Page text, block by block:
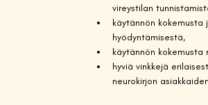
vireystilan
käytännön
hyödyntämisestä,
käytännön
hyviä vinkkejä
neurokirjon